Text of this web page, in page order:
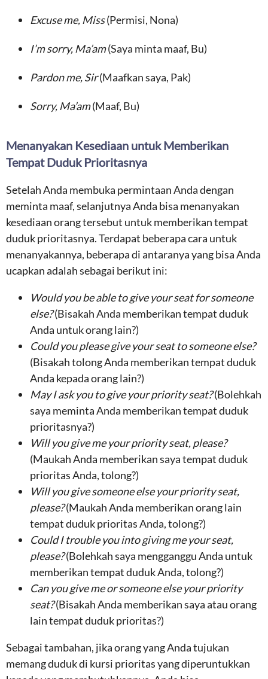
Excuse me, Miss(Permisi, Nona)
I’m sorry, Ma’am(Saya minta maaf, Bu)
Pardon me, Sir(Maafkan saya, Pak)
Sorry, Ma’am(Maaf, Bu)
Menanyakan Kesediaan untuk Memberikan
Tempat Duduk Prioritasnya
Setelah Anda membuka permintaan Anda dengan
meminta maaf, selanjutnya Anda bisa menanyakan
kesediaan orang tersebut untuk memberikan tempat
duduk prioritasnya. Terdapat beberapa cara untuk
menanyakannya, beberapa di antaranya yang bisa Anda
ucapkan adalah sebagai berikut ini:
Would you be able to give your seat for someone
else?(Bisakah Anda memberikan tempat duduk
Anda untuk orang lain?)
Could you please give your seat to someone else?
(Bisakah tolong Anda memberikan tempat duduk
Anda kepada orang lain?)
May I ask you to give your priority seat?(Bolehkah
saya meminta Anda memberikan tempat duduk
prioritasnya?)
Will you give me your priority seat, please?
(Maukah Anda memberikan saya tempat duduk
prioritas Anda, tolong?)
Will you give someone else your priority seat,
please?(Maukah Anda memberikan orang lain
tempat duduk prioritas Anda, tolong?)
Could I trouble you into giving me your seat,
please?(Bolehkah saya mengganggu Anda untuk
memberikan tempat duduk Anda, tolong?)
Can you give me or someone else your priority
seat?(Bisakah Anda memberikan saya atau orang
lain tempat duduk prioritas?)
Sebagai tambahan, jika orang yang Anda tujukan
memang duduk di kursi prioritas yang diperuntukkan